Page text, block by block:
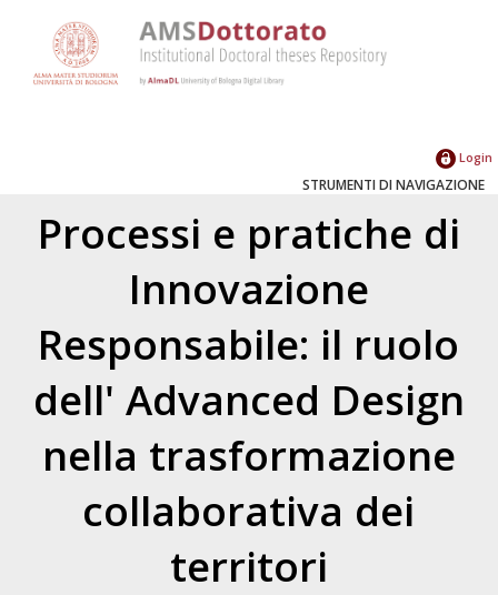
Login
STRUMENTI DI NAVIGAZIONE
Processi e pratiche di
Innovazione
Responsabile: il ruolo
dell' Advanced Design
nella trasformazione
collaborativa dei
territori